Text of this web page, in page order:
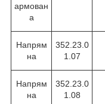
армован
а
Напрям
на
352.23.0
1.07
Напрям
на
352.23.0
1.08